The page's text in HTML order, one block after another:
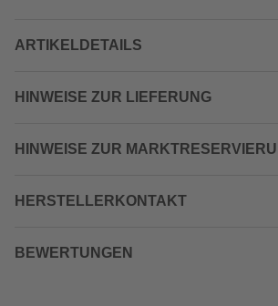
ARTIKELDETAILS
HINWEISE ZUR LIEFERUNG
HINWEISE ZUR
HERSTELLERKONTAKT
BEWERTUNGEN